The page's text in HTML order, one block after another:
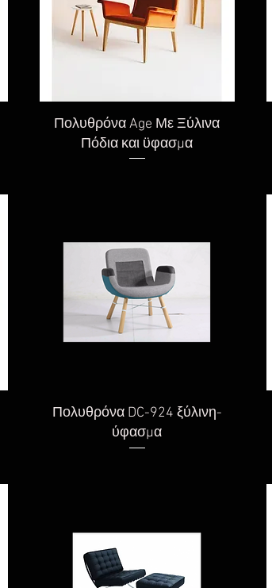
Γρήγορη προβολή
Πολυθρόνα Age Με Ξύλινα
Πόδια και ϋφασμα
Γρήγορη προβολή
Πολυθρόνα DC-924 ξύλινη-
ύφασμα